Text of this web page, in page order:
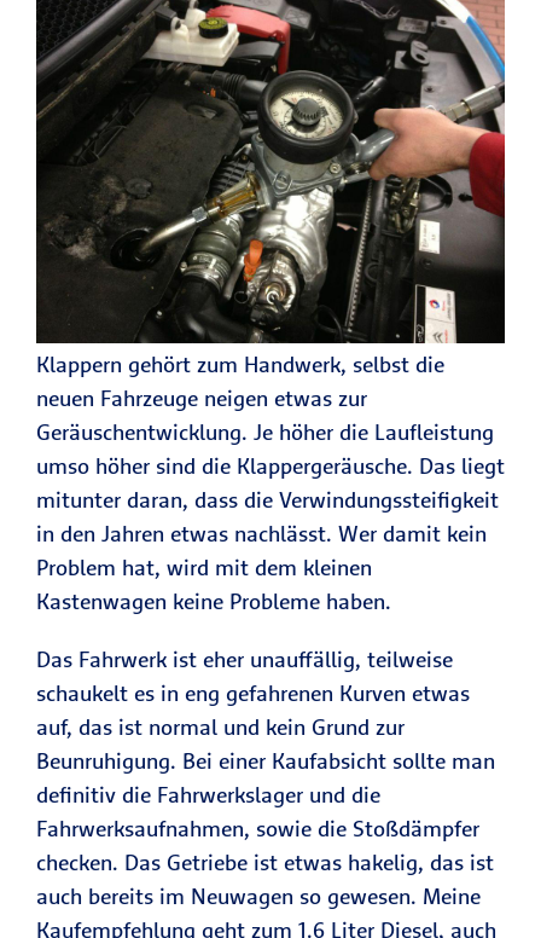
Klappern gehört zum Handwerk, selbst die
neuen Fahrzeuge neigen etwas zur
Geräuschentwicklung. Je höher die Laufleistung
umso höher sind die Klappergeräusche. Das liegt
mitunter daran, dass die Verwindungssteifigkeit
in den Jahren etwas nachlässt. Wer damit kein
Problem hat, wird mit dem kleinen
Kastenwagen keine Probleme haben.
Das Fahrwerk ist eher unauffällig, teilweise
schaukelt es in eng gefahrenen Kurven etwas
auf, das ist normal und kein Grund zur
Beunruhigung. Bei einer Kaufabsicht sollte man
definitiv die Fahrwerkslager und die
Fahrwerksaufnahmen, sowie die Stoßdämpfer
checken. Das Getriebe ist etwas hakelig, das ist
auch bereits im Neuwagen so gewesen. Meine
Kaufempfehlung geht zum 1.6 Liter Diesel, auch